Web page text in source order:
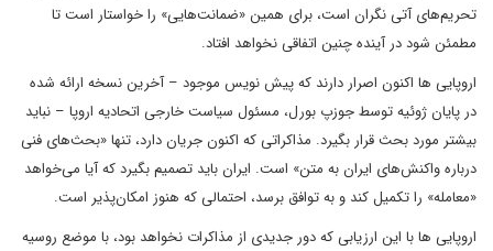
تحریم‌های آتی نگران است، برای همین «ضمانت‌هایی» را خواستار است تا
مطمئن شود در آینده چنین اتفاقی نخواهد افتاد.
اروپایی ها اکنون اصرار دارند که پیش نویس موجود – آخرین نسخه ارائه شده
در پایان ژوئیه توسط جوزپ بورل، مسئول سیاست خارجی اتحادیه اروپا – نباید
بیشتر مورد بحث قرار بگیرد. مذاکراتی که اکنون جریان دارد، تنها «بحث‌های فنی
درباره واکنش‌های ایران به متن» است. ایران باید تصمیم بگیرد که آیا می‌خواهد
«معامله» را تکمیل کند و به توافق برسد، احتمالی که هنوز امکان‌پذیر است.
اروپایی ها با این ارزیابی که دور جدیدی از مذاکرات نخواهد بود، با موضع روسیه